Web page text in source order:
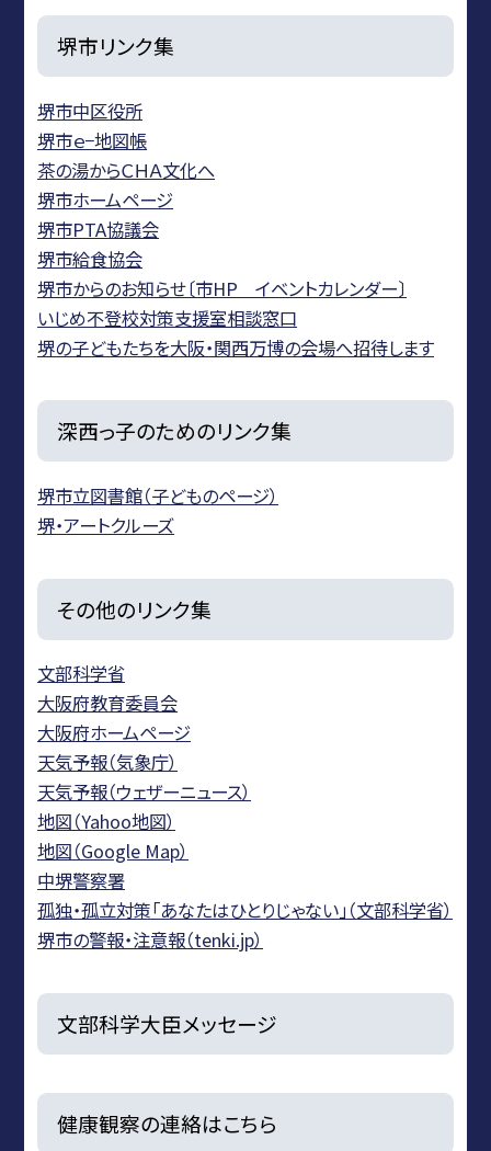
堺市リンク集
堺市中区役所
堺市ｅ−地図帳
茶の湯からＣＨＡ文化へ
堺市ホームページ
堺市PTA協議会
堺市給食協会
堺市からのお知らせ〔市HP イベントカレンダー〕
いじめ不登校対策支援室相談窓口
堺の子どもたちを大阪・関西万博の会場へ招待します
深西っ子のためのリンク集
堺市立図書館（子どものページ）
堺・アートクルーズ
その他のリンク集
文部科学省
大阪府教育委員会
大阪府ホームページ
天気予報（気象庁）
天気予報（ウェザーニュース）
地図（Yahoo地図）
地図（Google Map）
中堺警察署
孤独・孤立対策「あなたはひとりじゃない」（文部科学省）
堺市の警報・注意報（tenki.jp）
文部科学大臣メッセージ
健康観察の連絡はこちら